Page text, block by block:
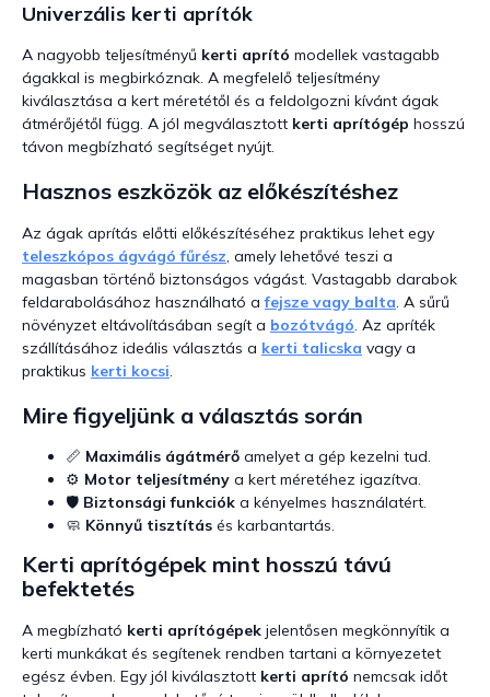
Univerzális kerti aprítók
A nagyobb teljesítményű kerti aprító modellek vastagabb
ágakkal is megbirkóznak. A megfelelő teljesítmény
kiválasztása a kert méretétől és a feldolgozni kívánt ágak
átmérőjétől függ. A jól megválasztott kerti aprítógép hosszú
távon megbízható segítséget nyújt.
Hasznos eszközök az előkészítéshez
Az ágak aprítás előtti előkészítéséhez praktikus lehet egy
teleszkópos ágvágó fűrész, amely lehetővé teszi a
magasban történő biztonságos vágást. Vastagabb darabok
feldarabolásához használható afejsze vagy balta. A sűrű
növényzet eltávolításában segít a bozótvágó. Az apríték
szállításához ideális választás a kerti talicska vagy a
praktikus kerti kocsi.
Mire figyeljünk a választás során
📏 Maximális ágátmérő amelyet a gép kezelni tud.
⚙️ Motor teljesítmény a kert méretéhez igazítva.
🛡️ Biztonsági funkciók a kényelmes használatért.
🧼 Könnyű tisztítás és karbantartás.
Kerti aprítógépek mint hosszú távú
befektetés
A megbízható kerti aprítógépek jelentősen megkönnyítik a
kerti munkákat és segítenek rendben tartani a környezetet
egész évben. Egy jól kiválasztott kerti aprító nemcsak időt